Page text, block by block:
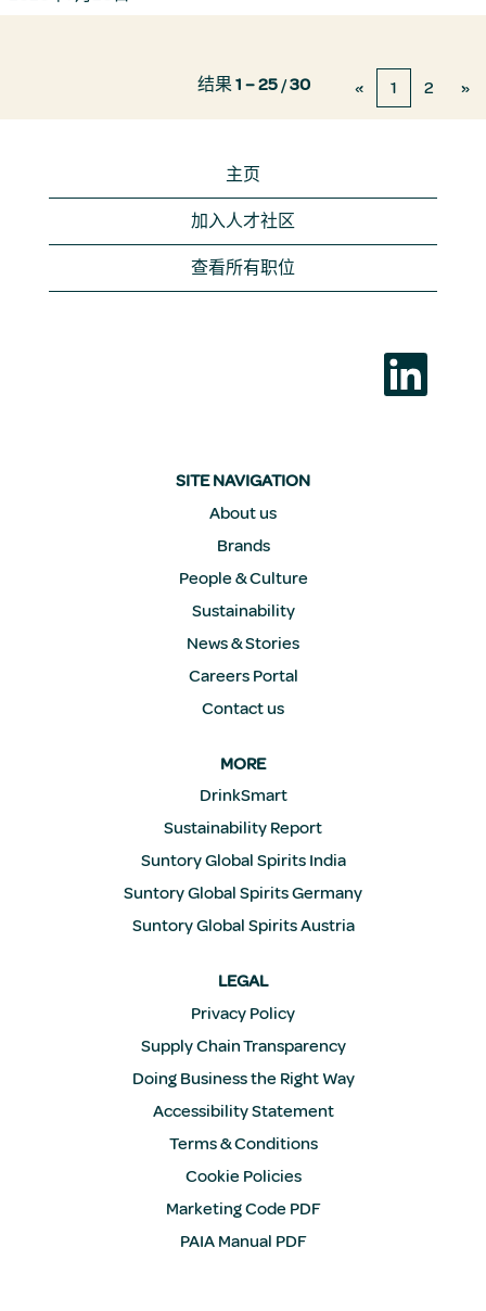
结果1 – 25/30 « 1 2 »
主页
加入人才社区
查看所有职位
在
新
选
SITE NAVIGATION
About us
Brands
People & Culture
Sustainability
News & Stories
Careers Portal
Contact us
MORE
DrinkSmart
Sustainability Report
Suntory Global Spirits India
Suntory Global Spirits Germany
Suntory Global Spirits Austria
LEGAL
Privacy Policy
Supply Chain Transparency
Doing Business the Right Way
Accessibility Statement
Terms & Conditions
Cookie Policies
Marketing Code PDF
PAIA Manual PDF